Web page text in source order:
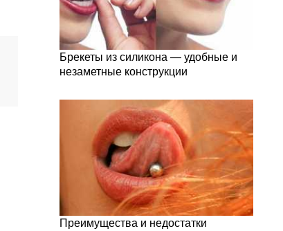
Брекеты из силикона — удобные и
незаметные конструкции
Преимущества и недостатки